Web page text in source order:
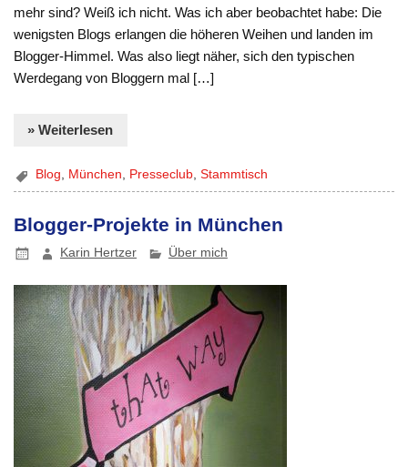
mehr sind? Weiß ich nicht. Was ich aber beobachtet habe: Die
wenigsten Blogs erlangen die höheren Weihen und landen im
Blogger-Himmel. Was also liegt näher, sich den typischen
Werdegang von Bloggern mal […]
» Weiterlesen
Blog, München, Presseclub,Stammtisch
Blogger-Projekte in München
Karin Hertzer Über mich